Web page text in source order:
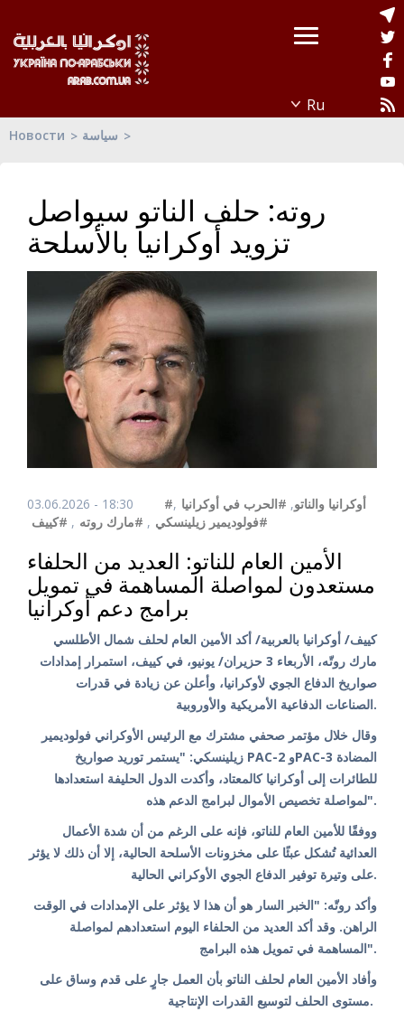
Новости سياسة
روته: حلف الناتو سيواصل
تزويد أوكرانيا بالأسلحة
03.06.2026 - 18:30 #أوكرانيا والناتو, #الحرب في أوكرانيا ,
#فولوديمير زيلينسكي , #مارك روته , #كييف
الأمين العام للناتو: العديد من الحلفاء
مستعدون لمواصلة المساهمة في تمويل
برامج دعم أوكرانيا
كييف/ أوكرانيا بالعربية/ أكد الأمين العام لحلف شمال الأطلسي
مارك روتّه، الأربعاء 3 حزيران/ يونيو، في كييف، استمرار إمدادات
صواريخ الدفاع الجوي لأوكرانيا، وأعلن عن زيادة في قدرات
الصناعات الدفاعية الأمريكية والأوروبية.
وقال خلال مؤتمر صحفي مشترك مع الرئيس الأوكراني فولوديمير
زيلينسكي: "يستمر توريد صواريخ PAC-2 وPAC-3 المضادة
للطائرات إلى أوكرانيا كالمعتاد، وأكدت الدول الحليفة استعدادها
لمواصلة تخصيص الأموال لبرامج الدعم هذه".
ووفقًا للأمين العام للناتو، فإنه على الرغم من أن شدة الأعمال
العدائية تُشكل عبئًا على مخزونات الأسلحة الحالية، إلا أن ذلك لا يؤثر
على وتيرة توفير الدفاع الجوي الأوكراني الحالية.
وأكد روتّه: "الخبر السار هو أن هذا لا يؤثر على الإمدادات في الوقت
الراهن. وقد أكد العديد من الحلفاء اليوم استعدادهم لمواصلة
المساهمة في تمويل هذه البرامج".
وأفاد الأمين العام لحلف الناتو بأن العمل جارٍ على قدم وساق على
مستوى الحلف لتوسيع القدرات الإنتاجية.